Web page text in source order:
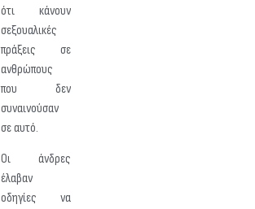
ότι κάνουν
σεξουαλικές
πράξεις σε
ανθρώπους
που δεν
συναινούσαν
σε αυτό.
Οι άνδρες
έλαβαν
οδηγίες να